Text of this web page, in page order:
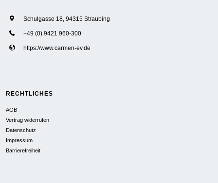
Schulgasse 18, 94315 Straubing
+49 (0) 9421 960-300
https://www.carmen-ev.de
RECHTLICHES
AGB
Vertrag widerrufen
Datenschutz
Impressum
Barrierefreiheit